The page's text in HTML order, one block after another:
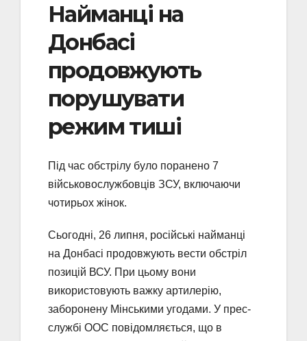
Найманці на
Донбасі
продовжують
порушувати
режим тиші
Під час обстрілу було поранено 7
військовослужбовців ЗСУ, включаючи
чотирьох жінок.
Сьогодні, 26 липня, російські найманці
на Донбасі продовжують вести обстріл
позицій ВСУ. При цьому вони
використовують важку артилерію,
заборонену Мінськими угодами. У прес-
службі ООС повідомляється, що в